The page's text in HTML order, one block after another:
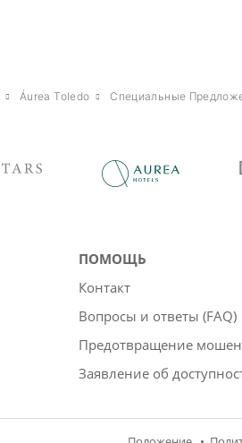
Áurea Toledo Специальные
ПОМОЩЬ
Контакт
Вопросы и ответы (FAQ)
Предотвращение
Заявление об